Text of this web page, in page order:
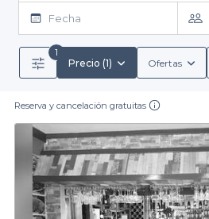
Fecha
1
Precio (1)
Ofertas
Reserva y cancelación gratuitas